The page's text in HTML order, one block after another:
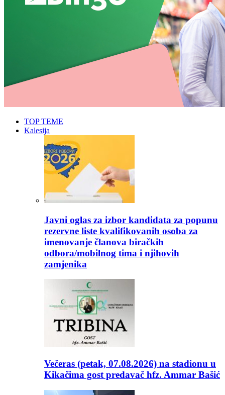
TOP TEME
Kalesija
Javni oglas za izbor kandidata za popunu
rezervne liste kvalifikovanih osoba za
imenovanje članova biračkih
odbora/mobilnog tima i njihovih
zamjenika
Večeras (petak, 07.08.2026) na stadionu u
Kikačima gost predavač hfz. Ammar Bašić